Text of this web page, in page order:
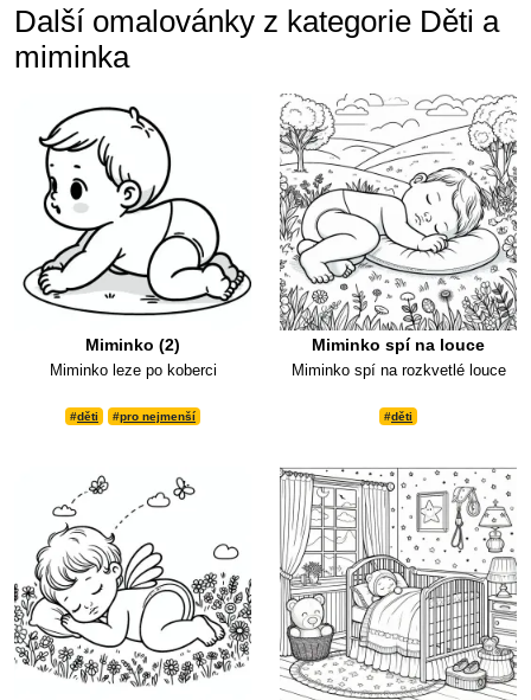
Další omalovánky z kategorie Děti a
miminka
Miminko (2)
Miminko leze po koberci
#děti #pro nejmenší
Miminko spí na louce
Miminko spí na rozkvetlé louce
#děti